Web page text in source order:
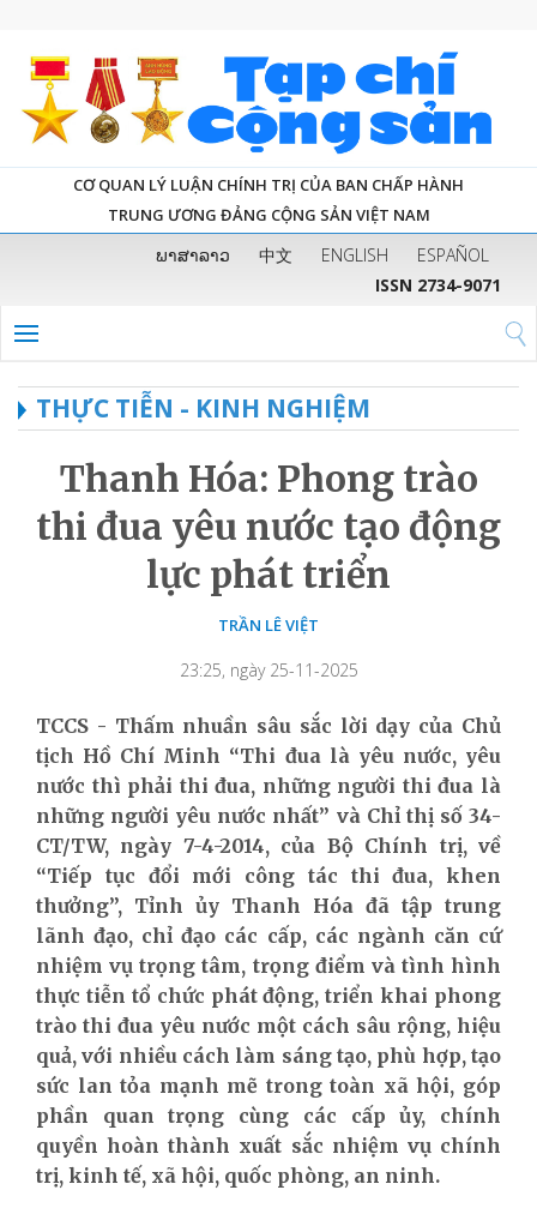
CƠ QUAN LÝ LUẬN CHÍNH TRỊ CỦA BAN CHẤP HÀNH
TRUNG ƯƠNG ĐẢNG CỘNG SẢN VIỆT NAM
ພາສາລາວ 中文 ENGLISH
ESPAÑOL
ISSN 2734-9071
THỰC TIỄN - KINH NGHIỆM
Thanh Hóa: Phong trào
thi đua yêu nước tạo động
lực phát triển
TRẦN LÊ VIỆT
23:25, ngày 25-11-2025
TCCS - Thấm nhuần sâu sắc lời dạy của Chủ
tịch Hồ Chí Minh “Thi đua là yêu nước, yêu
nước thì phải thi đua, những người thi đua là
những người yêu nước nhất” và Chỉ thị số 34-
CT/TW, ngày 7-4-2014, của Bộ Chính trị, về
“Tiếp tục đổi mới công tác thi đua, khen
thưởng”, Tỉnh ủy Thanh Hóa đã tập trung
lãnh đạo, chỉ đạo các cấp, các ngành căn cứ
nhiệm vụ trọng tâm, trọng điểm và tình hình
thực tiễn tổ chức phát động, triển khai phong
trào thi đua yêu nước một cách sâu rộng, hiệu
quả, với nhiều cách làm sáng tạo, phù hợp, tạo
sức lan tỏa mạnh mẽ trong toàn xã hội, góp
phần quan trọng cùng các cấp ủy, chính
quyền hoàn thành xuất sắc nhiệm vụ chính
trị, kinh tế, xã hội, quốc phòng, an ninh.